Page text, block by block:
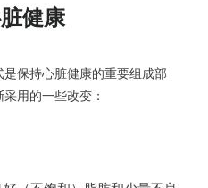
健康
保持心脏健康的重要组成部
用的一些改变：